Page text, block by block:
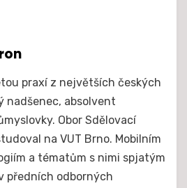
praxí z největších českých
nadšenec, absolvent
Obor Sdělovací
na VUT Brno. Mobilním
a tématům s nimi spjatým
předních odborných